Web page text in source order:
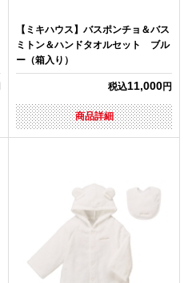
【ミキハウス】バスポンチョ＆バス
ミトン＆ハンドタオルセット ブル
ー（箱入り）
税込11,000円
商品詳細